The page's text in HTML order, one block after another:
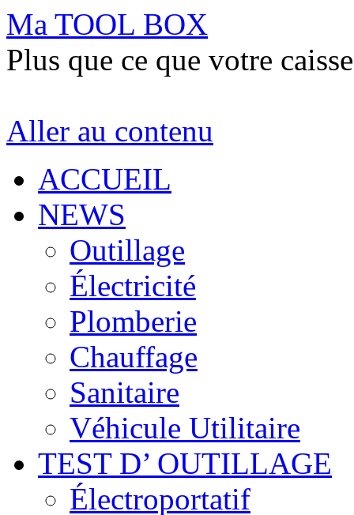
Ma TOOL BOX
Plus que ce que votre
Aller au contenu
ACCUEIL
NEWS
Outillage
Électricité
Plomberie
Chauffage
Sanitaire
Véhicule Utilitaire
TEST D’ OUTILLAGE
Électroportatif